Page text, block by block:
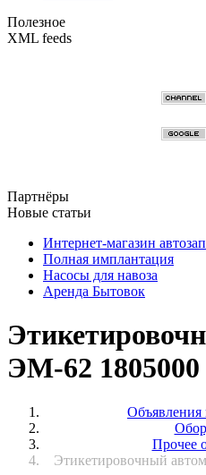
Полезное
XML feeds
Партнёры
Новые статьи
Интернет-магазин
Полная имплантация
Насосы для навоза
Аренда Бытовок
ЭМ-62 1805000
Объявления
Прочее
Этикетировочный